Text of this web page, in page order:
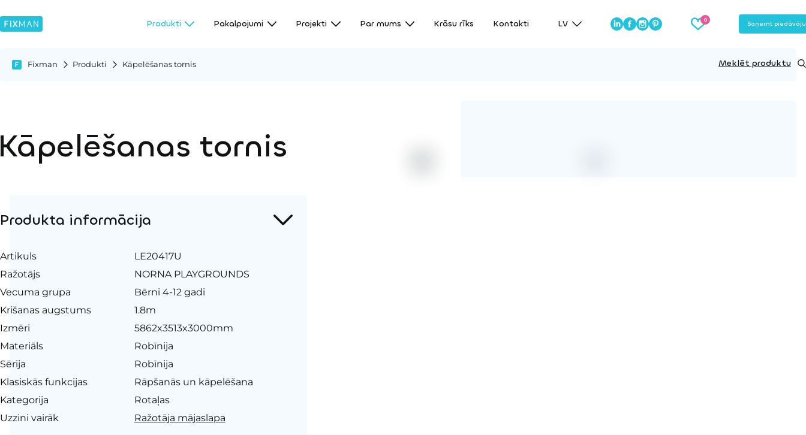
Produkti Pakalpojumi Projekti Par mums Krāsu rīks Kontakti LV Saņemt
Fixman Produkti Kāpelēšanas tornis Meklēt produktu
tornis
Produkta informācija
Artikuls
LE20417U
Ražotājs
NORNA PLAYGROUNDS
Vecuma grupa
Bērni 4-12 gadi
Krišanas augstums
1.8m
Izmēri
5862x3513x3000mm
Materiāls
Robīnija
Sērija
Robīnija
Klasiskās funkcijas
Rāpšanās un kāpelēšana
Kategorija
Rotaļas
Uzzini vairāk
Ražotāja mājaslapa